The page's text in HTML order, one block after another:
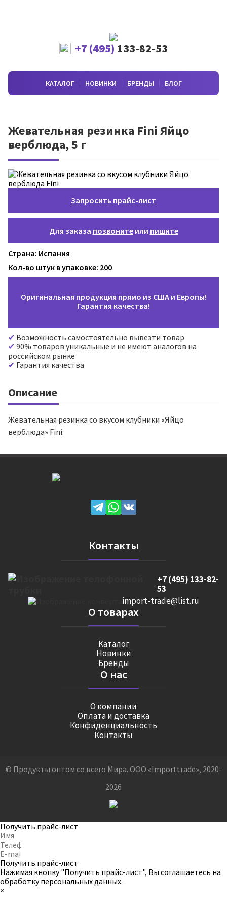
+7 (495) 133-82-53
КАТАЛОГ НОВИНКИ БРЕНДЫ БЛОГ
Жевательная резинка Fini Яйцо
верблюда, 5 г
Запросить прайс-лист
Для заказа позвонитеили пишите
Страна: Испания
Кол-во штук в упаковке: 200
Оригинальная продукция прямо из США и Европы!
Гарантия качества!
Возможность самостоятельно вывезти товар
90% товаров уникальные и не имеют аналогов на
российском рынке
Гарантия качества
Описание
Жевательная резинка со вкусом клубники «Яйцо
верблюда» Fini.
Контакты
+7 (495) 133-82-
53
import-trade@list.ru
О товарах
Каталог
Новинки
Бренды
О нас
О компании
Оплата и доставка
Конфиденциальность
Контакты
© Продукты оптом со всего Мира. ООО «Importtrade», 2020-
2026
Получить прайс-лист
Получить прайс-лист
Нажимая кнопку "Получить прайс-лист", Вы соглашаетесь на
обработку персональных данных.
×